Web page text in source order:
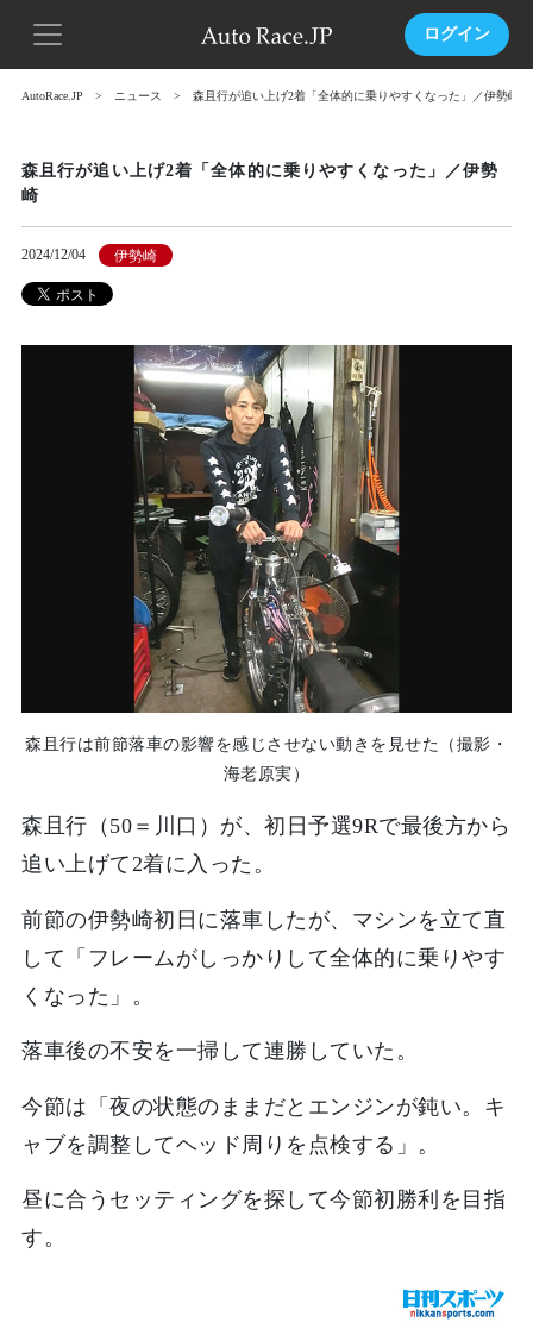
ログイン
AutoRace.JP ニュース 森且行が追い上げ2着「全体的に乗りやすくなった」／伊勢崎
森且行が追い上げ2着「全体的に乗りやすくなった」／伊勢
崎
2024/12/04 伊勢崎
森且行は前節落車の影響を感じさせない動きを見せた（撮影・
海老原実）
森且行（50＝川口）が、初日予選9Rで最後方から
追い上げて2着に入った。
前節の伊勢崎初日に落車したが、マシンを立て直
して「フレームがしっかりして全体的に乗りやす
くなった」。
落車後の不安を一掃して連勝していた。
今節は「夜の状態のままだとエンジンが鈍い。キ
ャブを調整してヘッド周りを点検する」。
昼に合うセッティングを探して今節初勝利を目指
す。